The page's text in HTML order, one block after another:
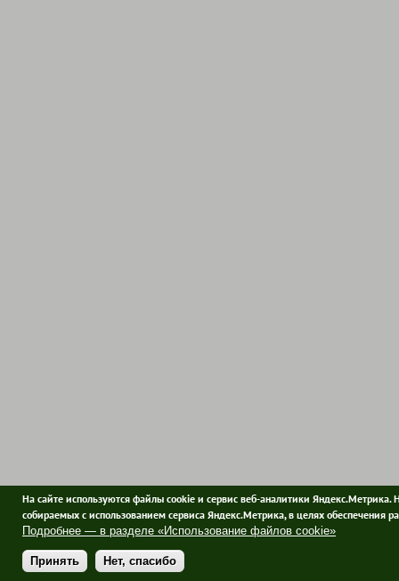
На сайте используются файлы cookie и сервис веб-аналитики
собираемых с использованием сервиса Яндекс.Метрика, в целях обеспечения
Подробнее — в разделе «Использование файлов cookie»
Принять Нет, спасибо